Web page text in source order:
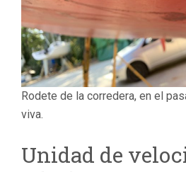
Rodete de la corredera, en el
viva.
Unidad de